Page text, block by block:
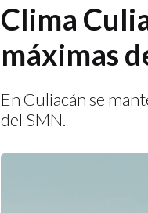
Clima
máximas
En Culiacán se
del SMN.